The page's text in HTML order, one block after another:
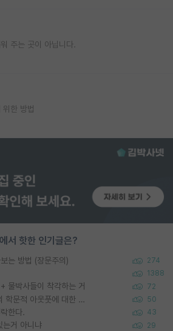
주는 곳이 아닙니다.
한 방법
서 핫한 인기글은?
는 방법 (장문주의) 274
1388
물박사들이 착각하는 거 72
포스텍 억까에 대해 (동문의 학문적 아웃풋에 대한 반박) 50
한다. 43
는거 아니냐 29